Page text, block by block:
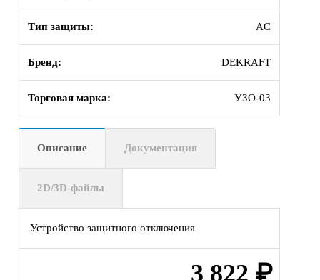
Тип защиты: AC
Бренд: DEKRAFT
Торговая марка: УЗО-03
Описание Документация
2D/3D-файлы
Устройство защитного отключения
3 822 ₽